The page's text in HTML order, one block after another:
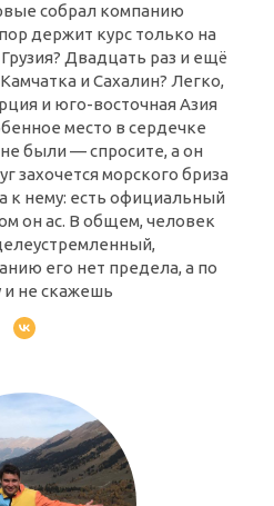
собрал компанию
держит курс только на
Двадцать раз и ещё
и Сахалин? Легко,
и юго-восточная Азия
место в сердечке
были — спросите, а он
захочется морского бриза
к нему: есть официальный
он ас. В общем, человек
его нет предела, а по
и не скажешь